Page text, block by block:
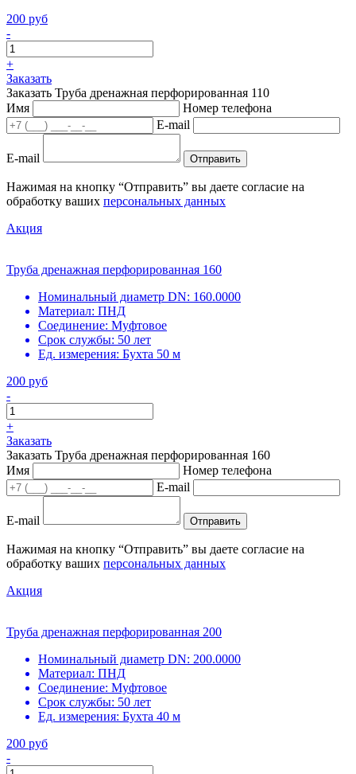
200 руб
-
+
Заказать
Заказать Труба дренажная перфорированная 110
Имя
Номер телефона
E-mail
E-mail Отправить
Нажимая на кнопку “Отправить” вы даете согласие на
обработку ваших персональных данных
Акция
Труба дренажная перфорированная 160
Номинальный диаметр DN: 160.0000
Материал: ПНД
Соединение: Муфтовое
Срок службы: 50 лет
Ед. измерения: Бухта 50 м
200 руб
-
+
Заказать
Заказать Труба дренажная перфорированная 160
Имя
Номер телефона
E-mail
E-mail Отправить
Нажимая на кнопку “Отправить” вы даете согласие на
обработку ваших персональных данных
Акция
Труба дренажная перфорированная 200
Номинальный диаметр DN: 200.0000
Материал: ПНД
Соединение: Муфтовое
Срок службы: 50 лет
Ед. измерения: Бухта 40 м
200 руб
-